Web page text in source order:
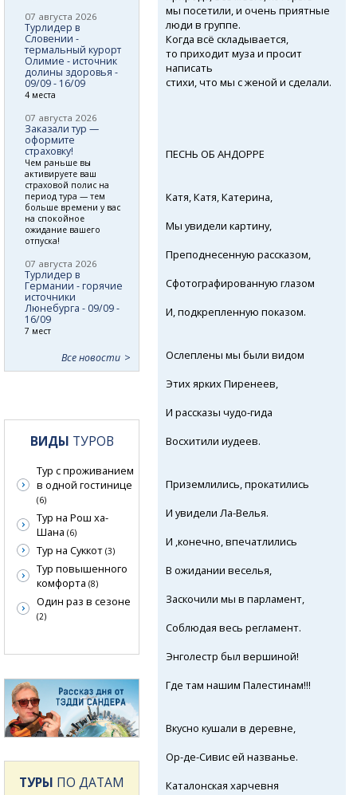
мы посетили, и очень приятные
люди в группе.
Когда всё складывается,
то приходит муза и просит
написать
стихи, что мы с женой и сделали.
ПЕСНЬ ОБ АНДОРРЕ
Катя, Катя, Катерина,
Мы увидели картину,
Преподнесенную рассказом,
Сфотографированную глазом
И, подкрепленную показом.
Ослеплены мы были видом
Этих ярких Пиренеев,
И рассказы чудо-гида
Восхитили иудеев.
Приземлились, прокатились
И увидели Ла-Велья.
И ,конечно, впечатлились
В ожидании веселья,
Заскочили мы в парламент,
Соблюдая весь регламент.
Энголестр был вершиной!
Где там нашим Палестинам!!!
Вкусно кушали в деревне,
Ор-де-Сивис ей названье.
Каталонская харчевня
07 августа 2026
Турлидер в
Словении -
термальный курорт
Олимие - источник
долины здоровья -
09/09 - 16/09
4 места
07 августа 2026
Заказали тур —
оформите
страховку!
Чем раньше вы
активируете ваш
страховой полис на
период тура — тем
больше времени у вас
на спокойное
ожидание вашего
отпуска!
07 августа 2026
Турлидер в
Германии - горячие
источники
Люнебурга - 09/09 -
16/09
7 мест
Все новости
ВИДЫ ТУРОВ
Тур с проживанием
в одной гостинице
(6)
Тур на Рош ха-
Шана (6)
Тур на Суккот (3)
Тур повышенного
комфорта (8)
Один раз в сезоне
(2)
ТУРЫ ПО ДАТАМ